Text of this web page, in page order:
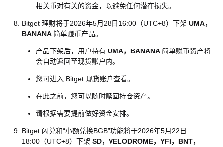
相关币对有关的资金，以避免任何潜在损失。
Bitget 理财将于2026年5月28日16:00（UTC+8）下架 UMA，
BANANA简单赚币产品。
产品下架后，用户持有 UMA，BANANA简单赚币资产将
会自动返回至现货账户内。
您可进入 Bitget 现货账户查看。
在此之前，您可以随时赎回持仓资产。
请根据需要提前做好资金安排。
Bitget 闪兑和“小额兑换BGB”功能将于2026年5月22日
18:00（UTC+8）下架 SD，VELODROME，YFI，BNT，